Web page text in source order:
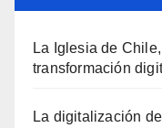
La Iglesia de
transformación
La digitalización